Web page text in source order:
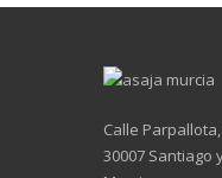
Calle Parpallota,
30007 Santiago